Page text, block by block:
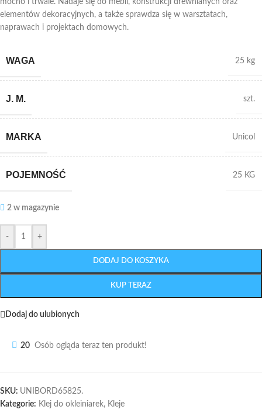
mocno i trwale. Nadaje się do mebli, konstrukcji drewnianych oraz
elementów dekoracyjnych, a także sprawdza się w warsztatach,
naprawach i projektach domowych.
WAGA 25 kg
J. M. szt.
MARKA Unicol
POJEMNOŚĆ 25 KG
2 w magazynie
- +
DODAJ DO KOSZYKA
KUP TERAZ
Dodaj do ulubionych
20 Osób ogląda teraz ten produkt!
SKU: UNIBORD65825.
Kategorie: Klej do okleiniarek, Kleje